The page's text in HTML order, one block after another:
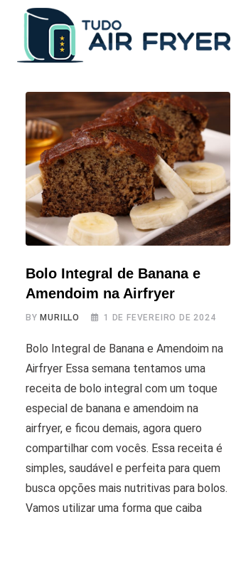
content
Bolo Integral de Banana e
Amendoim na Airfryer
BYMURILLO 1 DE FEVEREIRO DE 2024
Bolo Integral de Banana e Amendoim na
Airfryer Essa semana tentamos uma
receita de bolo integral com um toque
especial de banana e amendoim na
airfryer, e ficou demais, agora quero
compartilhar com vocês. Essa receita é
simples, saudável e perfeita para quem
busca opções mais nutritivas para bolos.
Vamos utilizar uma forma que caiba